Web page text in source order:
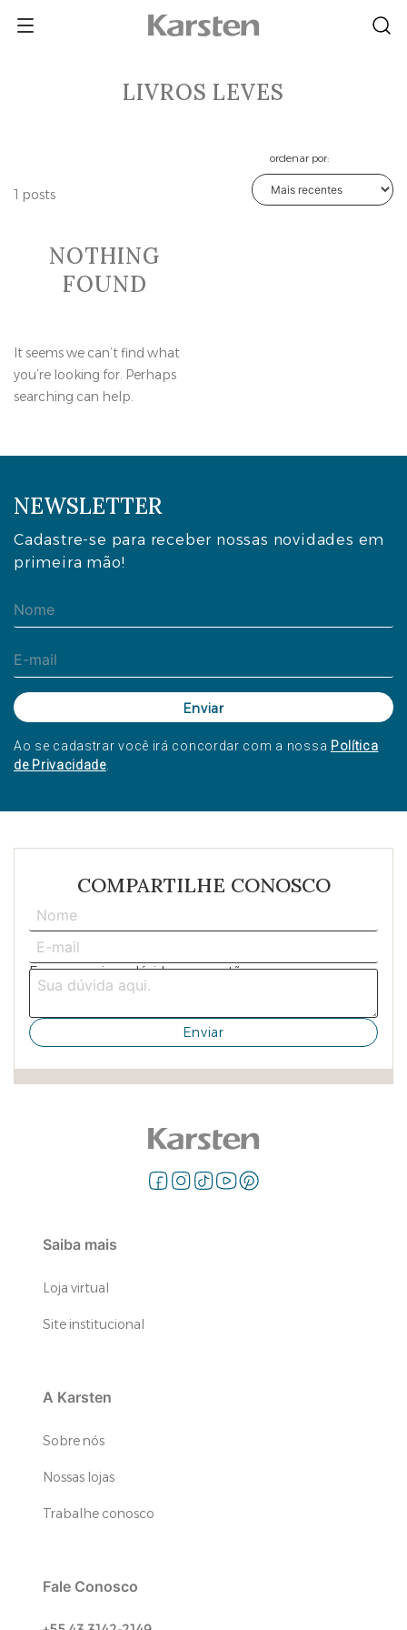
LIVROS LEVES
1 posts
ordenar por:
NOTHING
FOUND
It seems we can’t find what
you’re looking for. Perhaps
searching can help.
NEWSLETTER
Cadastre-se para receber nossas novidades em
primeira mão!
Ao se cadastrar você irá concordar com a nossa Política
de Privacidade.
Saiba mais
Loja virtual
Site institucional
A Karsten
Sobre nós
Nossas lojas
Trabalhe conosco
Fale Conosco
COMPARTILHE CONOSCO
Escreva aqui sua dúvida ou sugestão: